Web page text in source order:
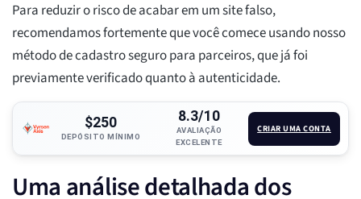
Para reduzir o risco de acabar em um site falso,
recomendamos fortemente que você comece usando nosso
método de cadastro seguro para parceiros, que já foi
previamente verificado quanto à autenticidade.
$250
DEPÓSITO MÍNIMO
8.3/10
AVALIAÇÃO
EXCELENTE
CRIAR UMA CONTA
Uma análise detalhada dos